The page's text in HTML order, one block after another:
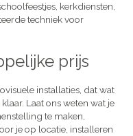
kerkdiensten,
techniek voor
prijs
installaties, dat wat
Laat ons weten wat je
te maken,
je op locatie, installeren